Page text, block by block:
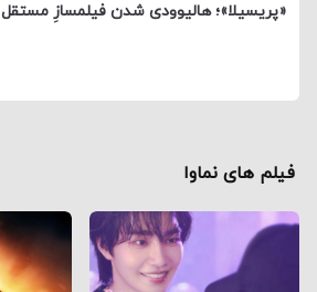
«پریسیلا»؛ هالیوودی شدن فیلمسازِ مستقل
فیلم های نماوا